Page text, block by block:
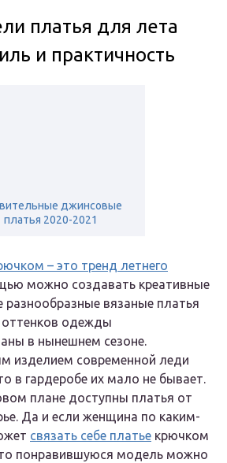
платья для лета
и практичность
джинсовые
платья 2020-2021
– это тренд летнего
можно создавать креативные
вязаные платья
одежды
в нынешнем сезоне.
изделием современной леди
в гардеробе их мало не бывает.
плане доступны платья от
Да и если женщина по каким-
связать себе платье крючком
понравившуюся модель можно